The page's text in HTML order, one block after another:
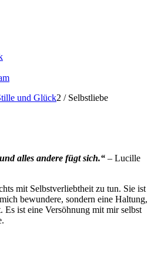
und Glück2 / Selbstliebe
alles andere fügt sich.“ – Lucille
mit Selbstverliebtheit zu tun. Sie ist
bewundere, sondern eine Haltung,
Es ist eine Versöhnung mit mir selbst